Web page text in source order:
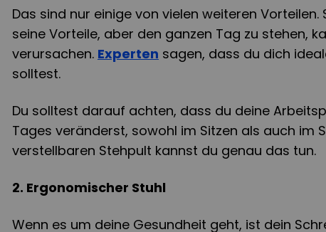
Das sind nur einige von vielen weiteren Vorteilen.
seine Vorteile, aber den ganzen Tag zu stehen,
verursachen. Experten sagen, dass du dich
solltest.
Du solltest darauf achten, dass du deine
Tages veränderst, sowohl im Sitzen als auch im
verstellbaren Stehpult kannst du genau das tun.
2. Ergonomischer Stuhl
Wenn es um deine Gesundheit geht, ist dein